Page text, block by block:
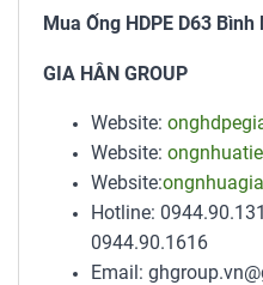
Mua Ống HDPE D63
GIA HÂN GROUP
Website:
Website:
Website:
Hotline:
0944.90.1616
Email: